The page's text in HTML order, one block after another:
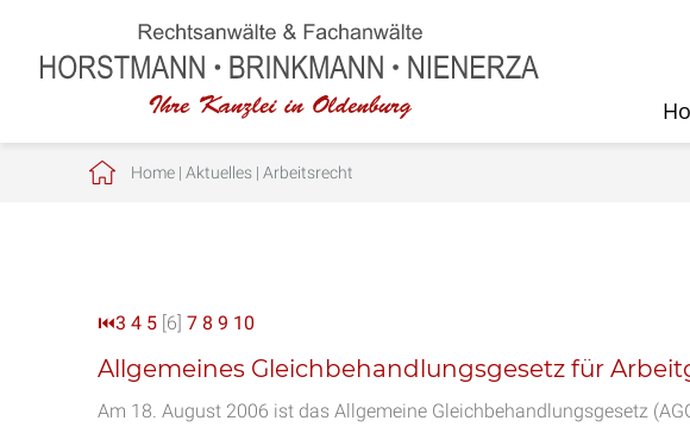
Home| Aktuelles| Arbeitsrecht
⏮3 4 5 [6] 7 8 9 10
Allgemeines Gleichbehandlungsgesetz für
Am 18. August 2006 ist das Allgemeine Gleichbehandlungsgesetz